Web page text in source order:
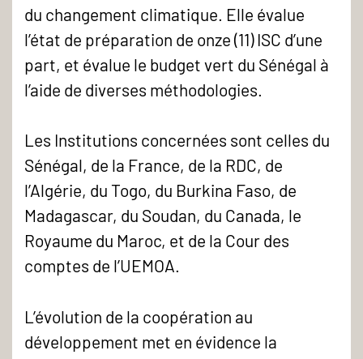
du changement climatique. Elle évalue
l’état de préparation de onze (11) ISC d’une
part, et évalue le budget vert du Sénégal à
l’aide de diverses méthodologies.
Les Institutions concernées sont celles du
Sénégal, de la France, de la RDC, de
l’Algérie, du Togo, du Burkina Faso, de
Madagascar, du Soudan, du Canada, le
Royaume du Maroc, et de la Cour des
comptes de l’UEMOA.
L’évolution de la coopération au
développement met en évidence la